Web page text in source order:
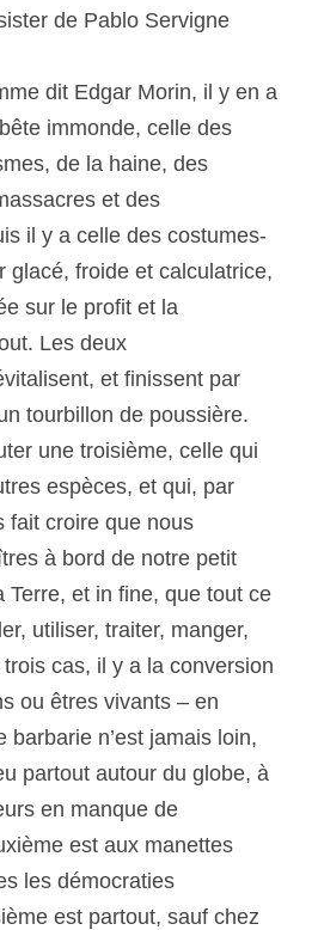
de Pablo Servigne
dit Edgar Morin, il y en a
immonde, celle des
de la haine, des
et des
il y a celle des costumes-
glacé, froide et calculatrice,
sur le profit et la
Les deux
et finissent par
tourbillon de poussière.
une troisième, celle qui
espèces, et qui, par
fait croire que nous
à bord de notre petit
Terre, et in fine, que tout ce
utiliser, traiter, manger,
cas, il y a la conversion
ou êtres vivants – en
barbarie n’est jamais loin,
partout autour du globe, à
en manque de
est aux manettes
les démocraties
est partout, sauf chez